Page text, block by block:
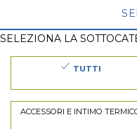
SELEZIONA LA
TUTTI
ACCESSORI E INTIMO